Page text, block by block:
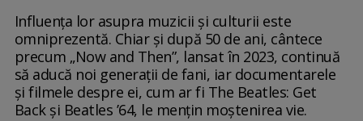
Influența lor asupra muzicii și culturii este
omniprezentă. Chiar și după 50 de ani, cântece
precum „Now and Then”, lansat în 2023, continuă
să aducă noi generații de fani, iar documentarele
și filmele despre ei, cum ar fi The Beatles: Get
Back și Beatles ’64, le mențin moștenirea vie.